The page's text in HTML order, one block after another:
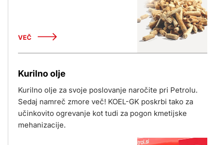
VEČ
Kurilno olje
Kurilno olje za svoje poslovanje naročite pri Petrolu.
Sedaj namreč zmore več! KOEL-GK poskrbi tako za
učinkovito ogrevanje kot tudi za pogon kmetijske
mehanizacije.